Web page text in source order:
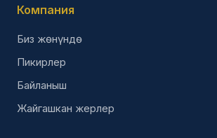
Компания
Биз жөнүндө
Пикирлер
Байланыш
Жайгашкан жерлер